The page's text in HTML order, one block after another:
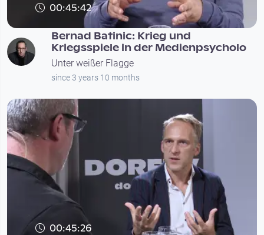
00:45:42
Bernad Batinic: Krieg und
Kriegsspiele in der Medienpsycholo
Unter weißer Flagge
since 3 years 10 months
00:45:26